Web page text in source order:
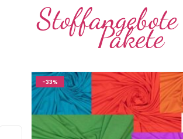
Pakete
-33%